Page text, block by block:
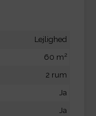
Lejlighed
60 m2
2 rum
Ja
Ja